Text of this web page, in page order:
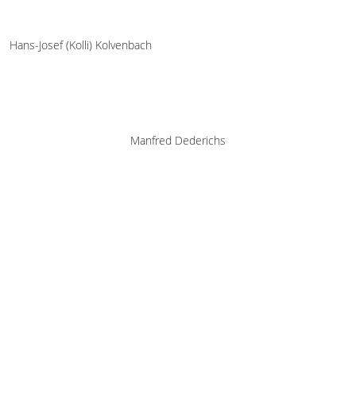
Hans-Josef (Kolli) Kolvenbach
Manfred Dederichs